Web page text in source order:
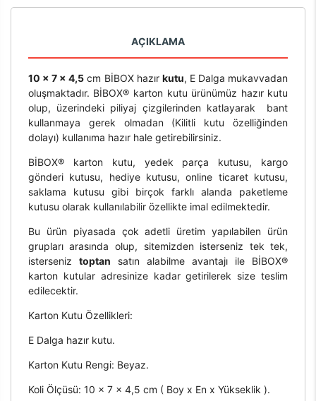
AÇIKLAMA
10 x 7 x 4,5 cm BİBOX hazır kutu, E Dalga mukavvadan
oluşmaktadır. BİBOX® karton kutu ürünümüz hazır kutu
olup, üzerindeki piliyaj çizgilerinden katlayarak bant
kullanmaya gerek olmadan (Kilitli kutu özelliğinden
dolayı) kullanıma hazır hale getirebilirsiniz.
BİBOX® karton kutu, yedek parça kutusu, kargo
gönderi kutusu, hediye kutusu, online ticaret kutusu,
saklama kutusu gibi birçok farklı alanda paketleme
kutusu olarak kullanılabilir özellikte imal edilmektedir.
Bu ürün piyasada çok adetli üretim yapılabilen ürün
grupları arasında olup, sitemizden isterseniz tek tek,
isterseniz toptan satın alabilme avantajı ile BİBOX®
karton kutular adresinize kadar getirilerek size teslim
edilecektir.
Karton Kutu Özellikleri:
E Dalga hazır kutu.
Karton Kutu Rengi: Beyaz.
Koli Ölçüsü: 10 x 7 x 4,5 cm ( Boy x En x Yükseklik ).